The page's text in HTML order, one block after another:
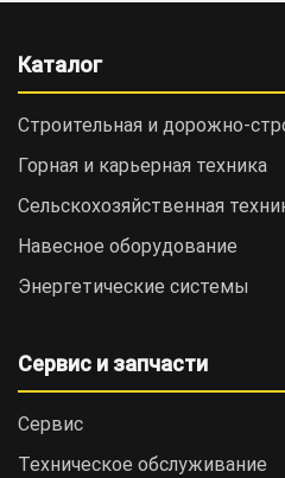
Каталог
Строительная и дорожно-
Горная и карьерная техника
Сельскохозяйственная
Навесное оборудование
Энергетические системы
Сервис и запчасти
Сервис
Техническое обслуживание